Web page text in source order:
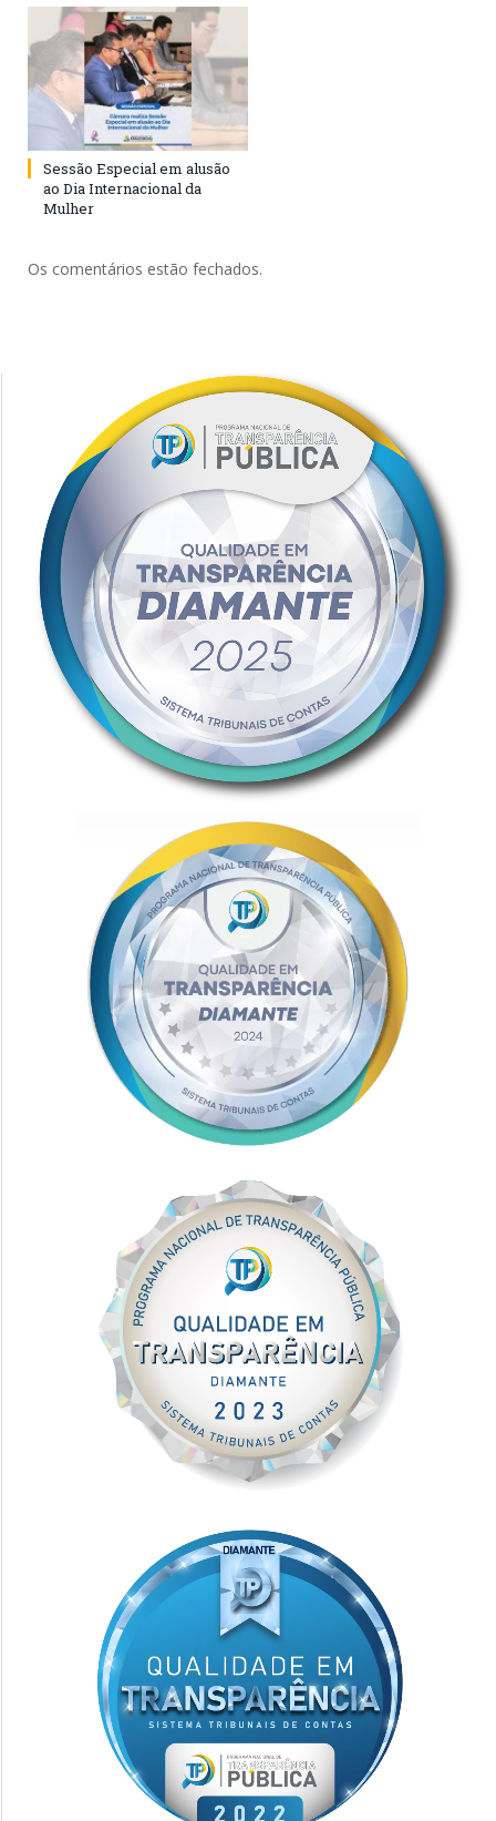
Sessão Especial em alusão
ao Dia Internacional da
Mulher
Os comentários estão fechados.